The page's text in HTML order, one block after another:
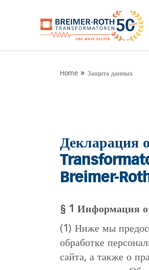
Home » Защита данных
Декларация
Breimer-
§ 1 Информация о
(1) Ниже мы
обработке
сайта, а также о